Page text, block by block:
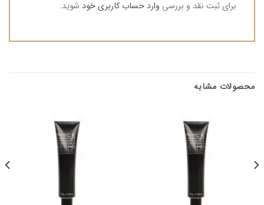
برای ثبت نقد و بررسی وارد حساب کاربری خود شوید.
محصولات مشابه